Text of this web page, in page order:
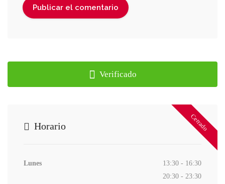
Verificado
Cerrado
Horario
Lunes
13:30 - 16:30
20:30 - 23:30